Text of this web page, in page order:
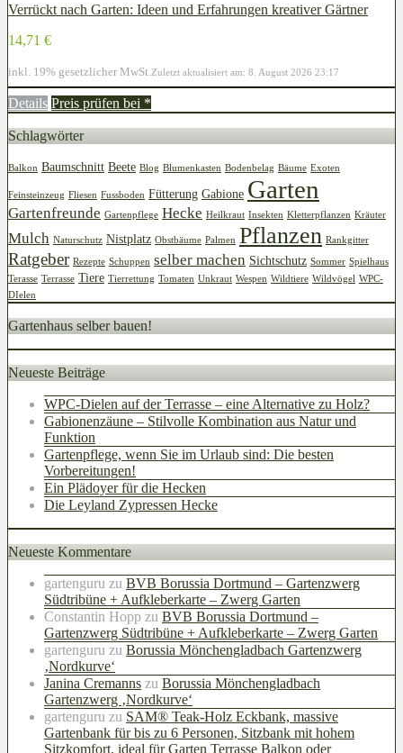
Verrückt nach Garten: Ideen und Erfahrungen kreativer Gärtner
14,71 €
inkl. 19% gesetzlicher MwSt. Zuletzt aktualisiert am: 8. August 2026 23:17
Details Preis prüfen bei *
Schlagwörter
Balkon Baumschnitt Beete Blog Blumenkasten Bodenbelag Bäume Exoten
Feinsteinzeug Fliesen Fussboden Fütterung Gabione Garten
Gartenfreunde Gartenpflege Hecke Heilkraut Insekten Kletterpflanzen Kräuter
Mulch Naturschutz Nistplatz Obstbäume Palmen Pflanzen Rankgitter
Ratgeber Rezepte Schuppen selber machen Sichtschutz Sommer Spielhaus
Terasse Terrasse Tiere Tierrettung Tomaten Unkraut Wespen Wildtiere Wildvögel WPC-
DIelen
Gartenhaus selber bauen!
Neueste Beiträge
WPC-Dielen auf der Terrasse – eine Alternative zu Holz?
Gabionenzäune – Stilvolle Kombination aus Natur und
Funktion
Gartenpflege, wenn Sie im Urlaub sind: Die besten
Vorbereitungen!
Ein Plädoyer für die Hecken
Die Leyland Zypressen Hecke
Neueste Kommentare
gartenguru zu BVB Borussia Dortmund – Gartenzwerg
Südtribüne + Aufkleberkarte – Zwerg Garten
Constantin Hopp zu BVB Borussia Dortmund –
Gartenzwerg Südtribüne + Aufkleberkarte – Zwerg Garten
gartenguru zu Borussia Mönchengladbach Gartenzwerg
‚Nordkurve‘
Janina Cremanns zu Borussia Mönchengladbach
Gartenzwerg ‚Nordkurve‘
gartenguru zu SAM® Teak-Holz Eckbank, massive
Gartenbank für bis zu 6 Personen, Sitzbank mit hohem
Sitzkomfort, ideal für Garten Terrasse Balkon oder